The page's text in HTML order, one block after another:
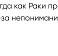
как Раки